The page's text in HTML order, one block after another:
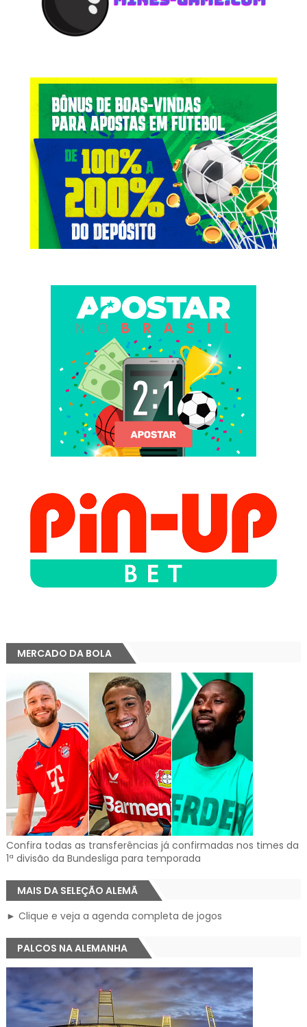
MERCADO DA BOLA
Confira todas as transferências já confirmadas nos times da
1ª divisão da Bundesliga para temporada
MAIS DA SELEÇÃO ALEMÃ
► Clique e veja a agenda completa de jogos
PALCOS NA ALEMANHA